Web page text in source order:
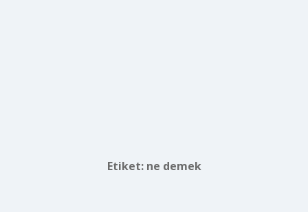
Etiket: ne demek